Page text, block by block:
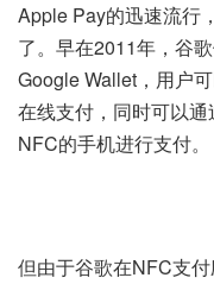
Apple Pay的迅速流行
了。早在2011年，谷
Google Wallet，用户
在线支付，同时可以
NFC的手机进行支付。
但由于谷歌在NFC支